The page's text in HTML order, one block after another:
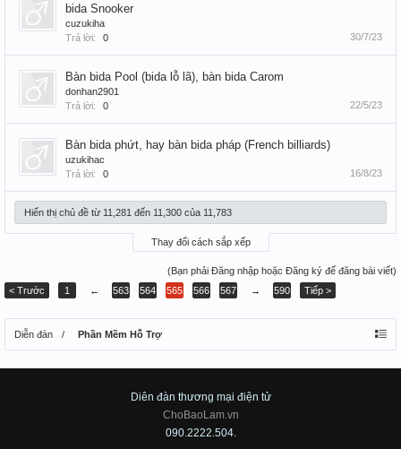
bida Snooker
cuzukiha
Trả lời:
0 30/7/23
Bàn bida Pool (bida lỗ lã), bàn bida Carom
donhan2901
Trả lời:
0 22/5/23
Bàn bida phứt, hay bàn bida pháp (French billiards)
uzukihac
Trả lời:
0 16/8/23
Hiển thị chủ đề từ 11,281 đến 11,300 của 11,783
Thay đổi cách sắp xếp
(Bạn phải Đăng nhập hoặc Đăng ký để đăng bài viết)
< Trước
1 ← 563 564 565 566 567 → 590 Tiếp >
Diễn đàn Phần Mềm Hỗ Trợ
Diên đàn thương mại điện tử
ChoBaoLam.vn
090.2222.504.